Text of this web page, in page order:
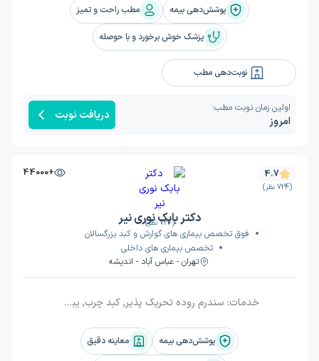
پوشش‌دهی بیمه مطب راحت و تمیز
پزشک خوش برخورد و با حوصله
نوبت‌دهی مطب
اولین زمان نوبت مطب:
امروز دریافت نوبت
(724 نظر)
+44000 4.7
(724 نظر)
دکتر بابک نوری نیر
فوق تخصص بیماری های گوارش و کبد بزرگسالان
تخصص بیماری های داخلی
تهران - عباس آباد - اندیشه
خدمات: سندرم روده تحریک پذیر, کبد چرب, یبوست, آندوسکوپی, زخم اثنی عشر, کولیت روده, مری, جراحی لاپاراسکوپی کیسه صفرا, زخم معده, معده, کرون, کولونوسکوپی
پوشش‌دهی بیمه معاینه دقیق